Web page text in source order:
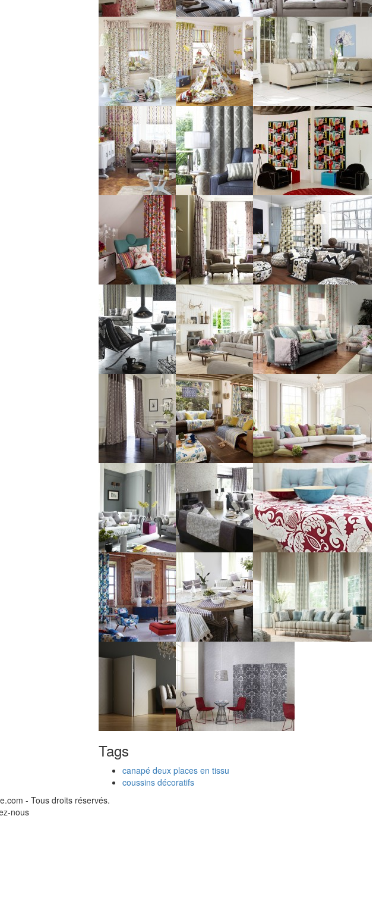
Tags
canapé deux places en tissu
coussins décoratifs
- Tous droits réservés.
nous